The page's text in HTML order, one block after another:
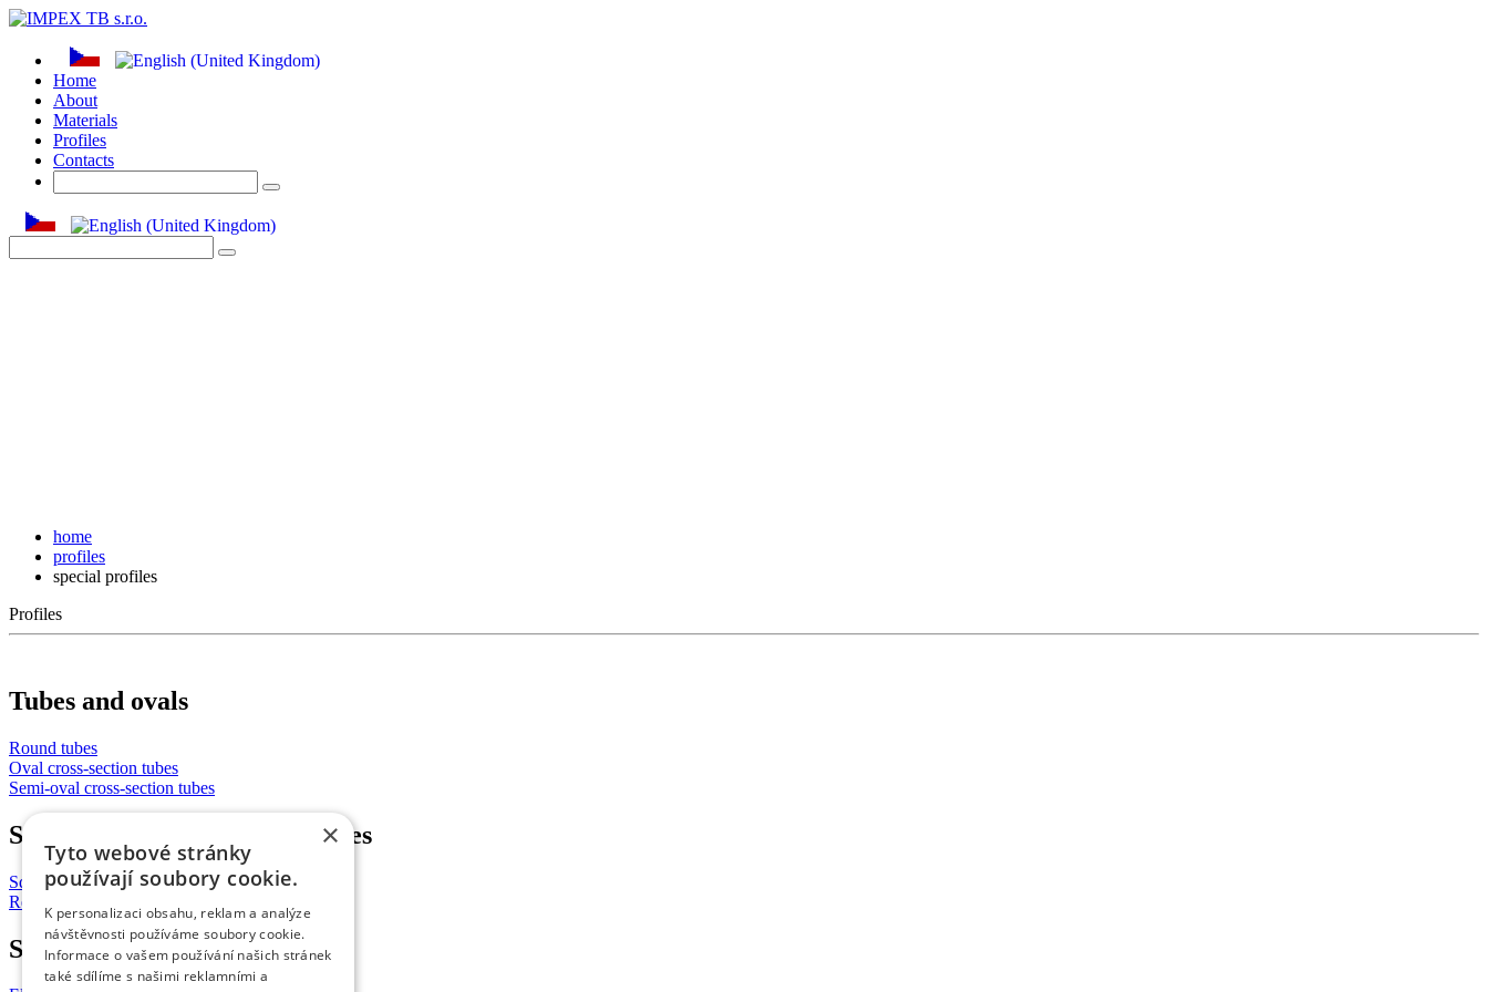
Home
About
Materials
Profiles
Contacts
home
profiles
special profiles
Profiles
Tubes and ovals
Round tubes
Oval cross-section tubes
Semi-oval cross-section tubes
Square and rectangular profiles
Square cross-section tubes
Rectangular cross-section tube
Special profiles
×
Tyto webové stránky
používají soubory cookie.
K personalizaci obsahu, reklam a analýze
návštěvnosti používáme soubory cookie.
Informace o vašem používání našich stránek
také sdílíme s našimi reklamními a